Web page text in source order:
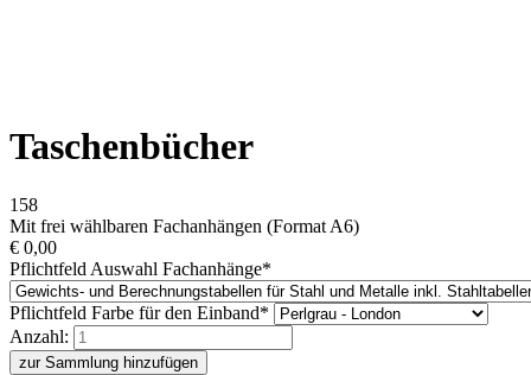
Taschenbücher
158
Mit frei wählbaren Fachanhängen (Format A6)
€ 0,00
Pflichtfeld Auswahl Fachanhänge*
Pflichtfeld Farbe für den Einband*
Anzahl:
zur Sammlung hinzufügen